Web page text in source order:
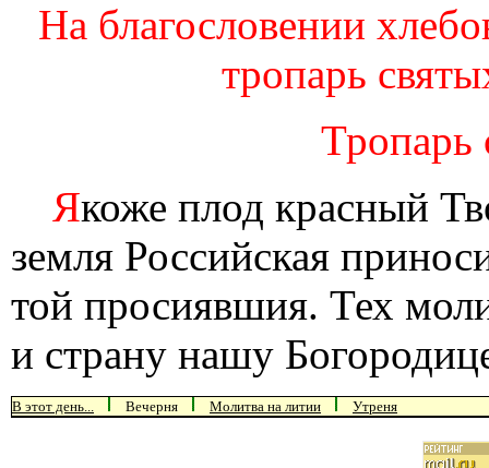
На благословении
тропарь
Тропарь
Якоже плод красный
земля Российская
той просиявшия. Тех
и страну нашу
В этот день... Вечерня Молитва на литии Утреня